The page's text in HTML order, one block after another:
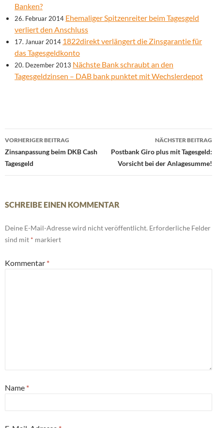
Banken?
26. Februar 2014 Ehemaliger Spitzenreiter beim Tagesgeld
verliert den Anschluss
17. Januar 2014 1822direkt verlängert die Zinsgarantie für
das Tagesgeldkonto
20. Dezember 2013 Nächste Bank schraubt an den
Tagesgeldzinsen – DAB bank punktet mit Wechslerdepot
Beitrags-
Navigation
VORHERIGER BEITRAG
Zinsanpassung beim DKB Cash
Tagesgeld
NÄCHSTER BEITRAG
Postbank Giro plus mit Tagesgeld:
Vorsicht bei der Anlagesumme!
SCHREIBE EINEN KOMMENTAR
Deine E-Mail-Adresse wird nicht veröffentlicht. Erforderliche Felder
sind mit * markiert
Kommentar *
Name *